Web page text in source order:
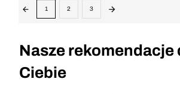
1 2 3
Nasze rekomendacje
Ciebie